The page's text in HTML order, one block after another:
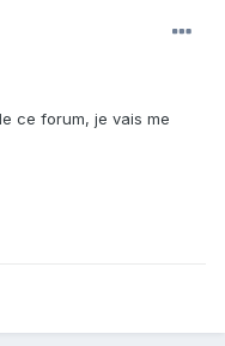
ce forum, je vais me